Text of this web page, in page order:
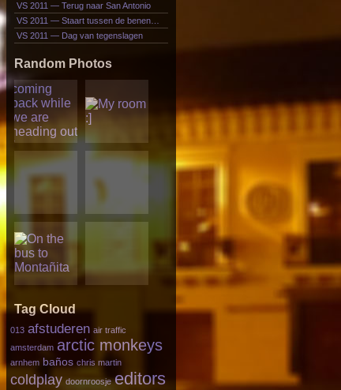
VS 2011 — Terug naar San Antonio
VS 2011 — Staart tussen de benen…
VS 2011 — Dag van tegenslagen
Random Photos
Tag Cloud
013 afstuderen air traffic
amsterdam arctic monkeys
arnhem baños chris martin
coldplay doornroosje editors